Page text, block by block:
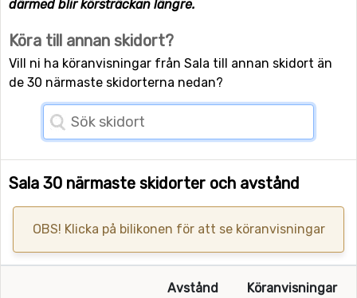
därmed blir körsträckan längre.
Köra till annan skidort?
Vill ni ha köranvisningar från Sala till annan skidort än
de 30 närmaste skidorterna nedan?
Sala 30 närmaste skidorter och avstånd
OBS! Klicka på bilikonen för att se köranvisningar
Avstånd
Köranvisningar